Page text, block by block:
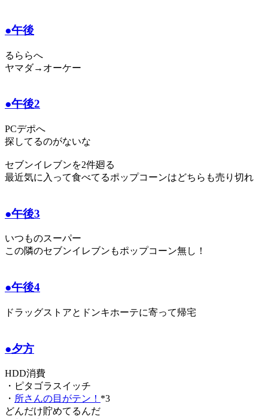
●午後
るららへ
ヤマダ→オーケー
●午後2
PCデポへ
探してるのがないな
セブンイレブンを2件廻る
最近気に入って食べてるポップコーンはどちらも売り切れ
●午後3
いつものスーパー
この隣のセブンイレブンもポップコーン無し！
●午後4
ドラッグストアとドンキホーテに寄って帰宅
●夕方
HDD消費
・ピタゴラスイッチ
・ 所さんの目がテン！ *3
どんだけ貯めてるんだ